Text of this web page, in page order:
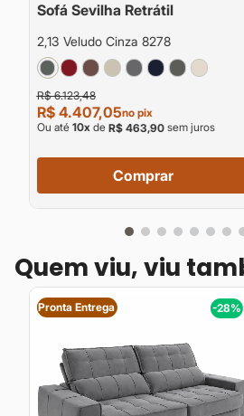
Sofá Sevilha Retrátil
2,13 Veludo Cinza 8278
R$ 6.123,48
R$ 4.407,05no pix
Ou até 10xde R$ 463,90sem juros
Comprar
Quem viu, viu
Pronta Entrega -28%